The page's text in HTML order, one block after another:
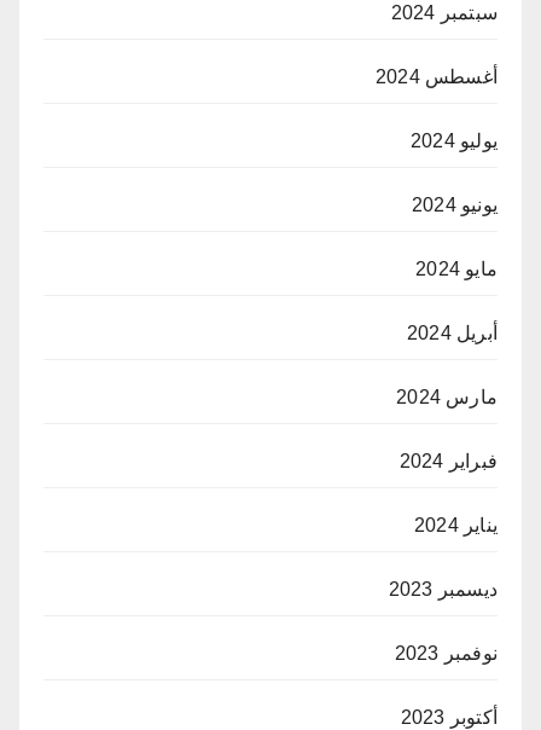
سبتمبر 2024
أغسطس 2024
يوليو 2024
يونيو 2024
مايو 2024
أبريل 2024
مارس 2024
فبراير 2024
يناير 2024
ديسمبر 2023
نوفمبر 2023
أكتوبر 2023